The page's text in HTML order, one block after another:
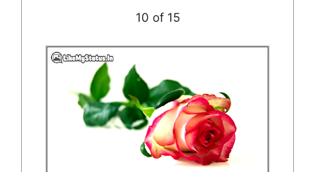
10 of 15